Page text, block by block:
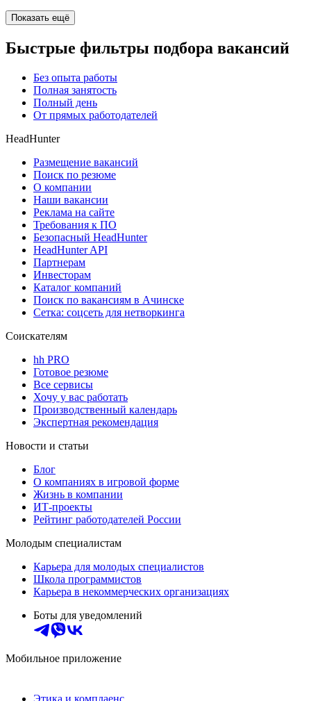
Показать ещё
Быстрые фильтры подбора вакансий
Без опыта работы
Полная занятость
Полный день
От прямых работодателей
HeadHunter
Размещение вакансий
Поиск по резюме
О компании
Наши вакансии
Реклама на сайте
Требования к ПО
Безопасный HeadHunter
HeadHunter API
Партнерам
Инвесторам
Каталог компаний
Поиск по вакансиям в Ачинске
Сетка: соцсеть для нетворкинга
Соискателям
hh PRO
Готовое резюме
Все сервисы
Хочу у вас работать
Производственный календарь
Экспертная рекомендация
Новости и статьи
Блог
О компаниях в игровой форме
Жизнь в компании
ИТ-проекты
Рейтинг работодателей России
Молодым специалистам
Карьера для молодых специалистов
Школа программистов
Карьера в некоммерческих организациях
Боты для уведомлений
Мобильное приложение
Этика и комплаенс